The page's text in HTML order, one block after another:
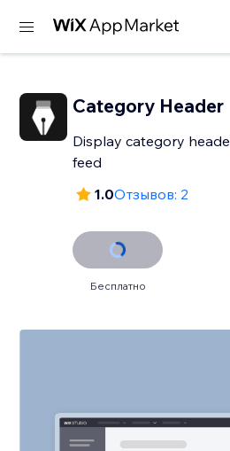
Category Header
Display category
feed
1.0Отзывов: 2
Бесплатно